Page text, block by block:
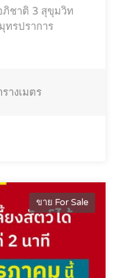
ชาติ 3 สุขุมวิท
ทรปราการ
รางเมตร
ขาย For Sale